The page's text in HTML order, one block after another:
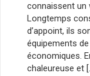
connaissent un
Longtemps
d’appoint, ils
équipements
économiques.
chaleureuse et